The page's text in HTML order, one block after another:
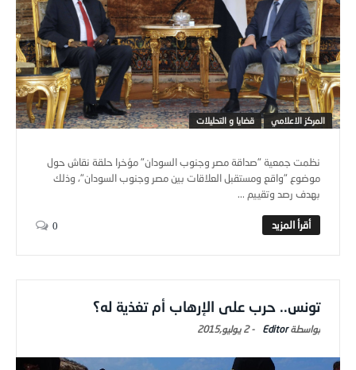
المركز الاعلامي قضايا و التحليلات
نظمت جمعية "صداقة مصر وجنوب السودان" مؤخرا حلقة نقاش حول
موضوع "واقع ومستقبل العلاقات بين مصر وجنوب السودان"، وذلك
بهدف رصد وتقييم ...
0
تونس.. حرب على الإرهاب أم تغذية له؟
Editor
-2 يوليو,2015